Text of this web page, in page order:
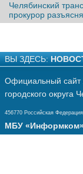
Челябинский
прокурор
ВЫ ЗДЕСЬ:
Официальный сайт
городского округа
456770 Российская
МБУ